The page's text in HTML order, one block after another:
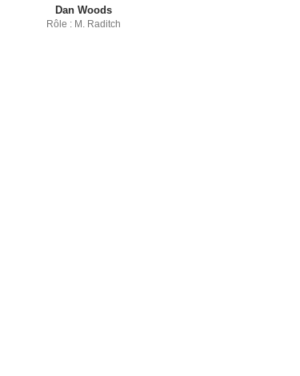
Dan Woods
Rôle : M. Raditch